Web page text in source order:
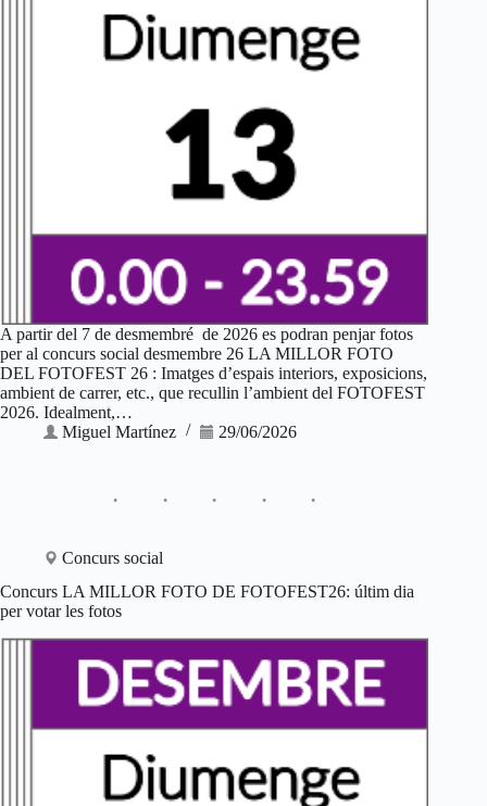
A partir del 7 de desmembré de 2026 es podran penjar fotos
per al concurs social desmembre 26 LA MILLOR FOTO
DEL FOTOFEST 26 : Imatges d’espais interiors, exposicions,
ambient de carrer, etc., que recullin l’ambient del FOTOFEST
2026. Idealment,…
Miguel Martínez
29/06/2026
Concurs social
Concurs LA MILLOR FOTO DE FOTOFEST26: últim dia
per votar les fotos